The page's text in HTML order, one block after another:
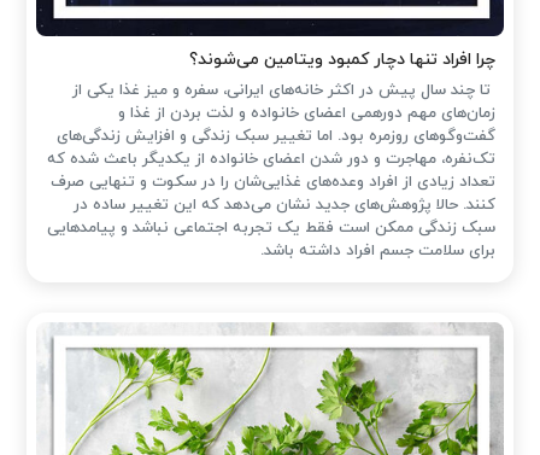
چرا افراد تنها دچار کمبود ویتامین می‌شوند؟
تا چند سال پیش در اکثر خانه‌های ایرانی، سفره و میز غذا یکی از
زمان‌های مهم دورهمی اعضای خانواده و لذت بردن از غذا و
گفت‌وگوهای روزمره بود. اما تغییر سبک زندگی و افزایش زندگی‌های
تک‌نفره، مهاجرت و دور شدن اعضای خانواده از یکدیگر باعث شده که
تعداد زیادی از افراد وعده‌های غذایی‌شان را در سکوت و تنهایی صرف
کنند. حالا پژوهش‌های جدید نشان می‌دهد که این تغییر ساده در
سبک زندگی ممکن است فقط یک تجربه اجتماعی نباشد و پیامدهایی
برای سلامت جسم افراد داشته باشد.